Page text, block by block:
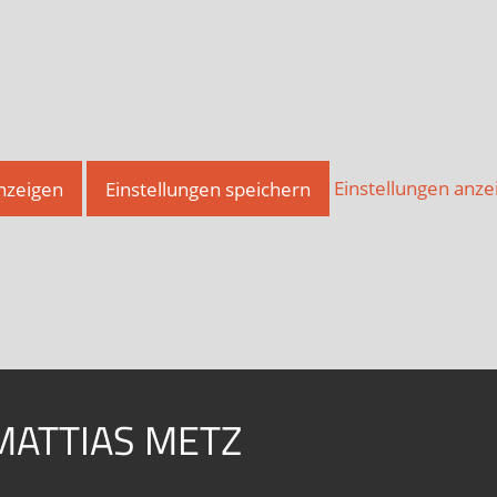
Einstellungen speichern Einstellungen
METZ